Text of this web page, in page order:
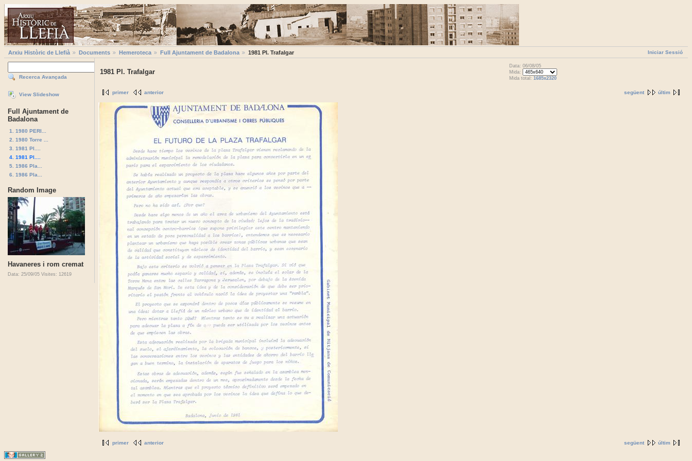
Iniciar Sessió
Arxiu Històric de Llefià Documents Hemeroteca Full Ajuntament de Badalona 1981 Pl. Trafalgar
Recerca Avançada
View Slideshow
Full Ajuntament de
Badalona
1. 1980 PERI...
2. 1980 Torre ...
3. 1981 Pl....
4. 1981 Pl....
5. 1986 Pla...
6. 1986 Pla...
Random Image
Havaneres i rom cremat
Data: 25/09/05 Visites: 12619
1981 Pl. Trafalgar
Data: 06/08/05
Mida:
Mida total: 1685x2320
següent últim
primer anterior
següent últim
primer anterior